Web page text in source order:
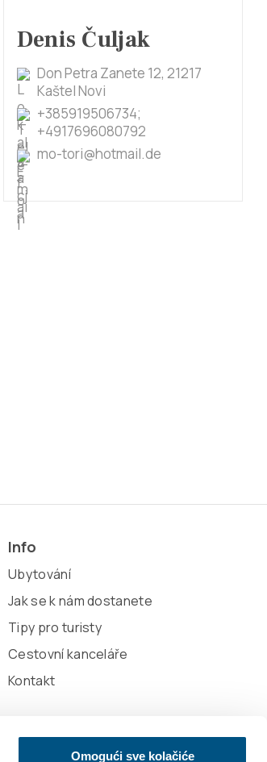
Omogući sve kolačiće
Denis Čuljak
Don Petra Zanete 12, 21217
Kaštel Novi
+385919506734;
+4917696080792
mo-tori@hotmail.de
Info
Ubytování
Jak se k nám dostanete
Tipy pro turisty
Cestovní kanceláře
Kontakt